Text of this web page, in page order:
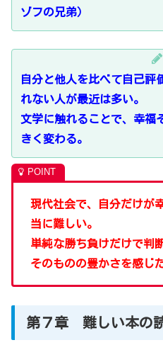
ゾフの兄弟）
自分と他人を比べて自己評
れない人が最近は多い。
文学に触れることで、幸福
きく変わる。
現代社会で、自分だけが
当に難しい。
単純な勝ち負けだけで判
そのものの豊かさを感じ
第７章 難しい本の